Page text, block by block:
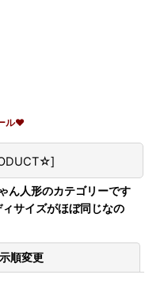
ル♥
]
ん人形のカテゴリーです
サイズがほぼ同じなの
順変更